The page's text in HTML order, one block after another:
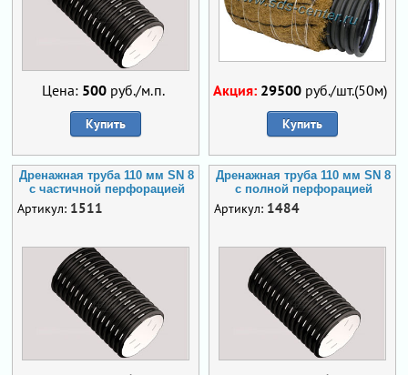
Цена: 500 руб./м.п.
Купить
Акция: 29500 руб./шт.(50м)
Купить
Дренажная труба 110 мм SN 8
с частичной перфорацией
Артикул: 1511
Дренажная труба 110 мм SN 8
с полной перфорацией
Артикул: 1484